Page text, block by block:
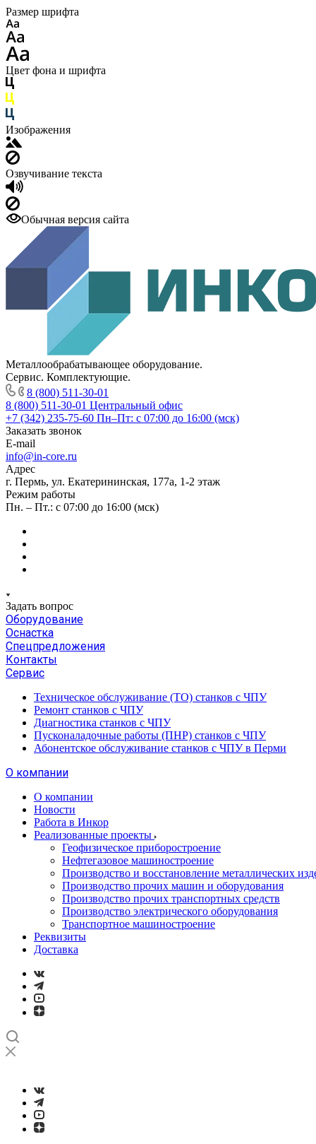
Размер шрифта
Цвет фона и шрифта
Изображения
Озвучивание текста
Обычная версия сайта
Металлообрабатывающее оборудование.
Сервис. Комплектующие.
8 (800) 511-30-01
8 (800) 511-30-01 Центральный офис
+7 (342) 235-75-60 Пн–Пт: с 07:00 до 16:00 (мск)
Заказать звонок
E-mail
info@in-core.ru
Адрес
г. Пермь, ул. ​Екатерининская, 177а, ​1-2 этаж
Режим работы
Пн. – Пт.: с 07:00 до 16:00 (мск)
Задать вопрос
Оборудование
Оснастка
Спецпредложения
Контакты
Сервис
Техническое обслуживание (ТО) станков с ЧПУ
Ремонт станков с ЧПУ
Диагностика станков с ЧПУ
Пусконаладочные работы (ПНР) станков с ЧПУ
Абонентское обслуживание станков с ЧПУ в Перми
О компании
О компании
Новости
Работа в Инкор
Реализованные проекты
Геофизическое приборостроение
Нефтегазовое машиностроение
Производство и восстановление металлических
Производство прочих машин и оборудования
Производство прочих транспортных средств
Производство электрического оборудования
Транспортное машиностроение
Реквизиты
Доставка